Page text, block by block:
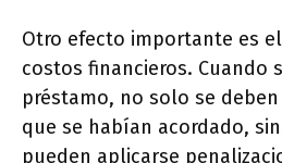
Otro efecto importante es
costos financieros. Cuando
préstamo, no solo se
que se habían acordado,
pueden aplicarse